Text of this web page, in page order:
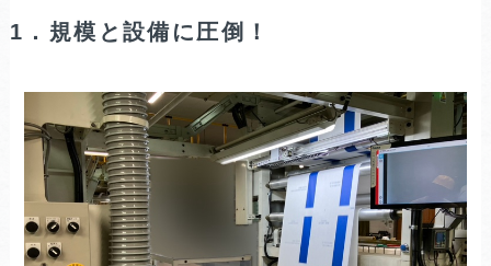
1．規模と設備に圧倒！